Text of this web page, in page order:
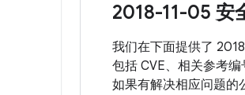
2018-11-05 安
我们在下面提供了
包括 CVE、相关参考编
如果有解决相应问题的